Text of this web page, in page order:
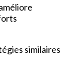
similaires